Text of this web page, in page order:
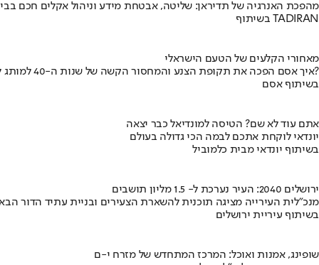
מהפכת האנרגיה של תדיראן: שליטה, אבטחת מידע וניהול אקלים חכם
בשיתוף TADIRAN
מאחורי הקלעים של הטעם הישראלי
איך אסם הפכה את תקופת הצנע והמחסור הקשה של שנות ה-40 למותג לאומי?
בשיתוף אסם
אתם עוד לא שם? הטיסה למונדיאל כבר יצאה
יונדאי לוקחת אתכם לבמה הכי גדולה בעולם
בשיתוף יונדאי מבית כלמוביל
ירושלים 2040: העיר נערכת ל- 1.5 מליון תושבים
מנכ"לית העירייה מציגה תוכנית להשארת הצעירים ובניית עתיד הדור
בשיתוף עיריית ירושלים
שופינג, אמנות ואוכל: המרכז המתחדש של מזרח י-ם